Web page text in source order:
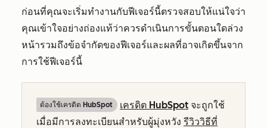
ก่อนที่คุณจะเริ่มทำงานกับฟีเจอร์นี้ตรวจสอบให้แน่ใจว่า
คุณเข้าใจอย่างถ่องแท้ว่าควรดำเนินการขั้นตอนใดล่วง
หน้ารวมถึงข้อจำกัดของฟีเจอร์และผลที่อาจเกิดขึ้นจาก
การใช้ฟีเจอร์นี้
ต้องใช้เครดิต HubSpot เครดิต HubSpot จะถูกใช้
เมื่อมีการลงทะเบียนสำหรับผู้มุ่งหวัง รีวิววิธีที่